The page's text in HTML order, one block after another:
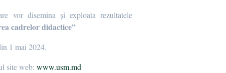
vor disemina și exploata rezultatele
cadrelor didactice”
1 mai 2024.
site web: www.usm.md